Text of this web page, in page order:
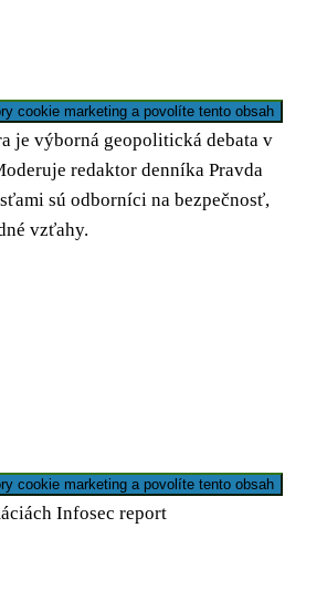
cookie marketing a povolíte tento obsah
je výborná geopolitická debata v
redaktor denníka Pravda
sú odborníci na bezpečnosť,
vzťahy.
cookie marketing a povolíte tento obsah
Infosec report